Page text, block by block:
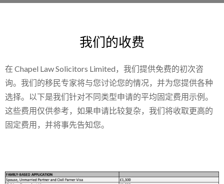
我们的收费
在 Chapel Law Solicitors Limited，我们提供免费的初次咨
询。我们的移民专家将与您讨论您的情况，并为您提供各种
选择。以下是我们针对不同类型申请的平均固定费用示例。
这些费用仅供参考，如果申请比较复杂，我们将收取更高的
固定费用，并将事先告知您。